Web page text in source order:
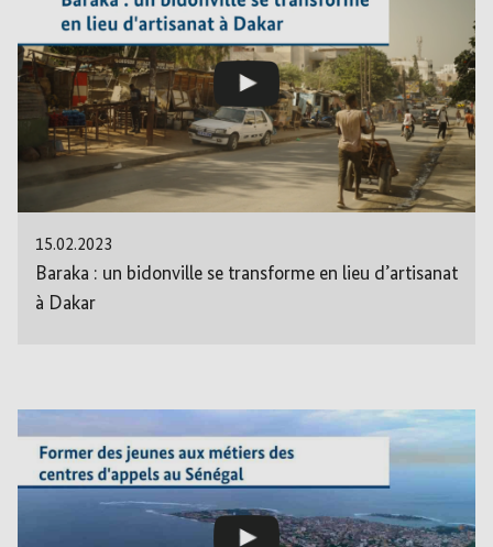
15.02.2023
Baraka : un bidonville se transforme en lieu d’artisanat
à Dakar